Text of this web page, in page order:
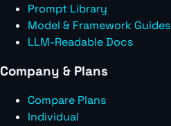
Prompt Library
Model & Framework Guides
LLM-Readable Docs
Company & Plans
Compare Plans
Individual